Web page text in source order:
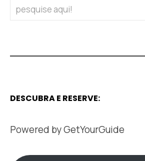
DESCUBRA E RESERVE:
Powered byGetYourGuide